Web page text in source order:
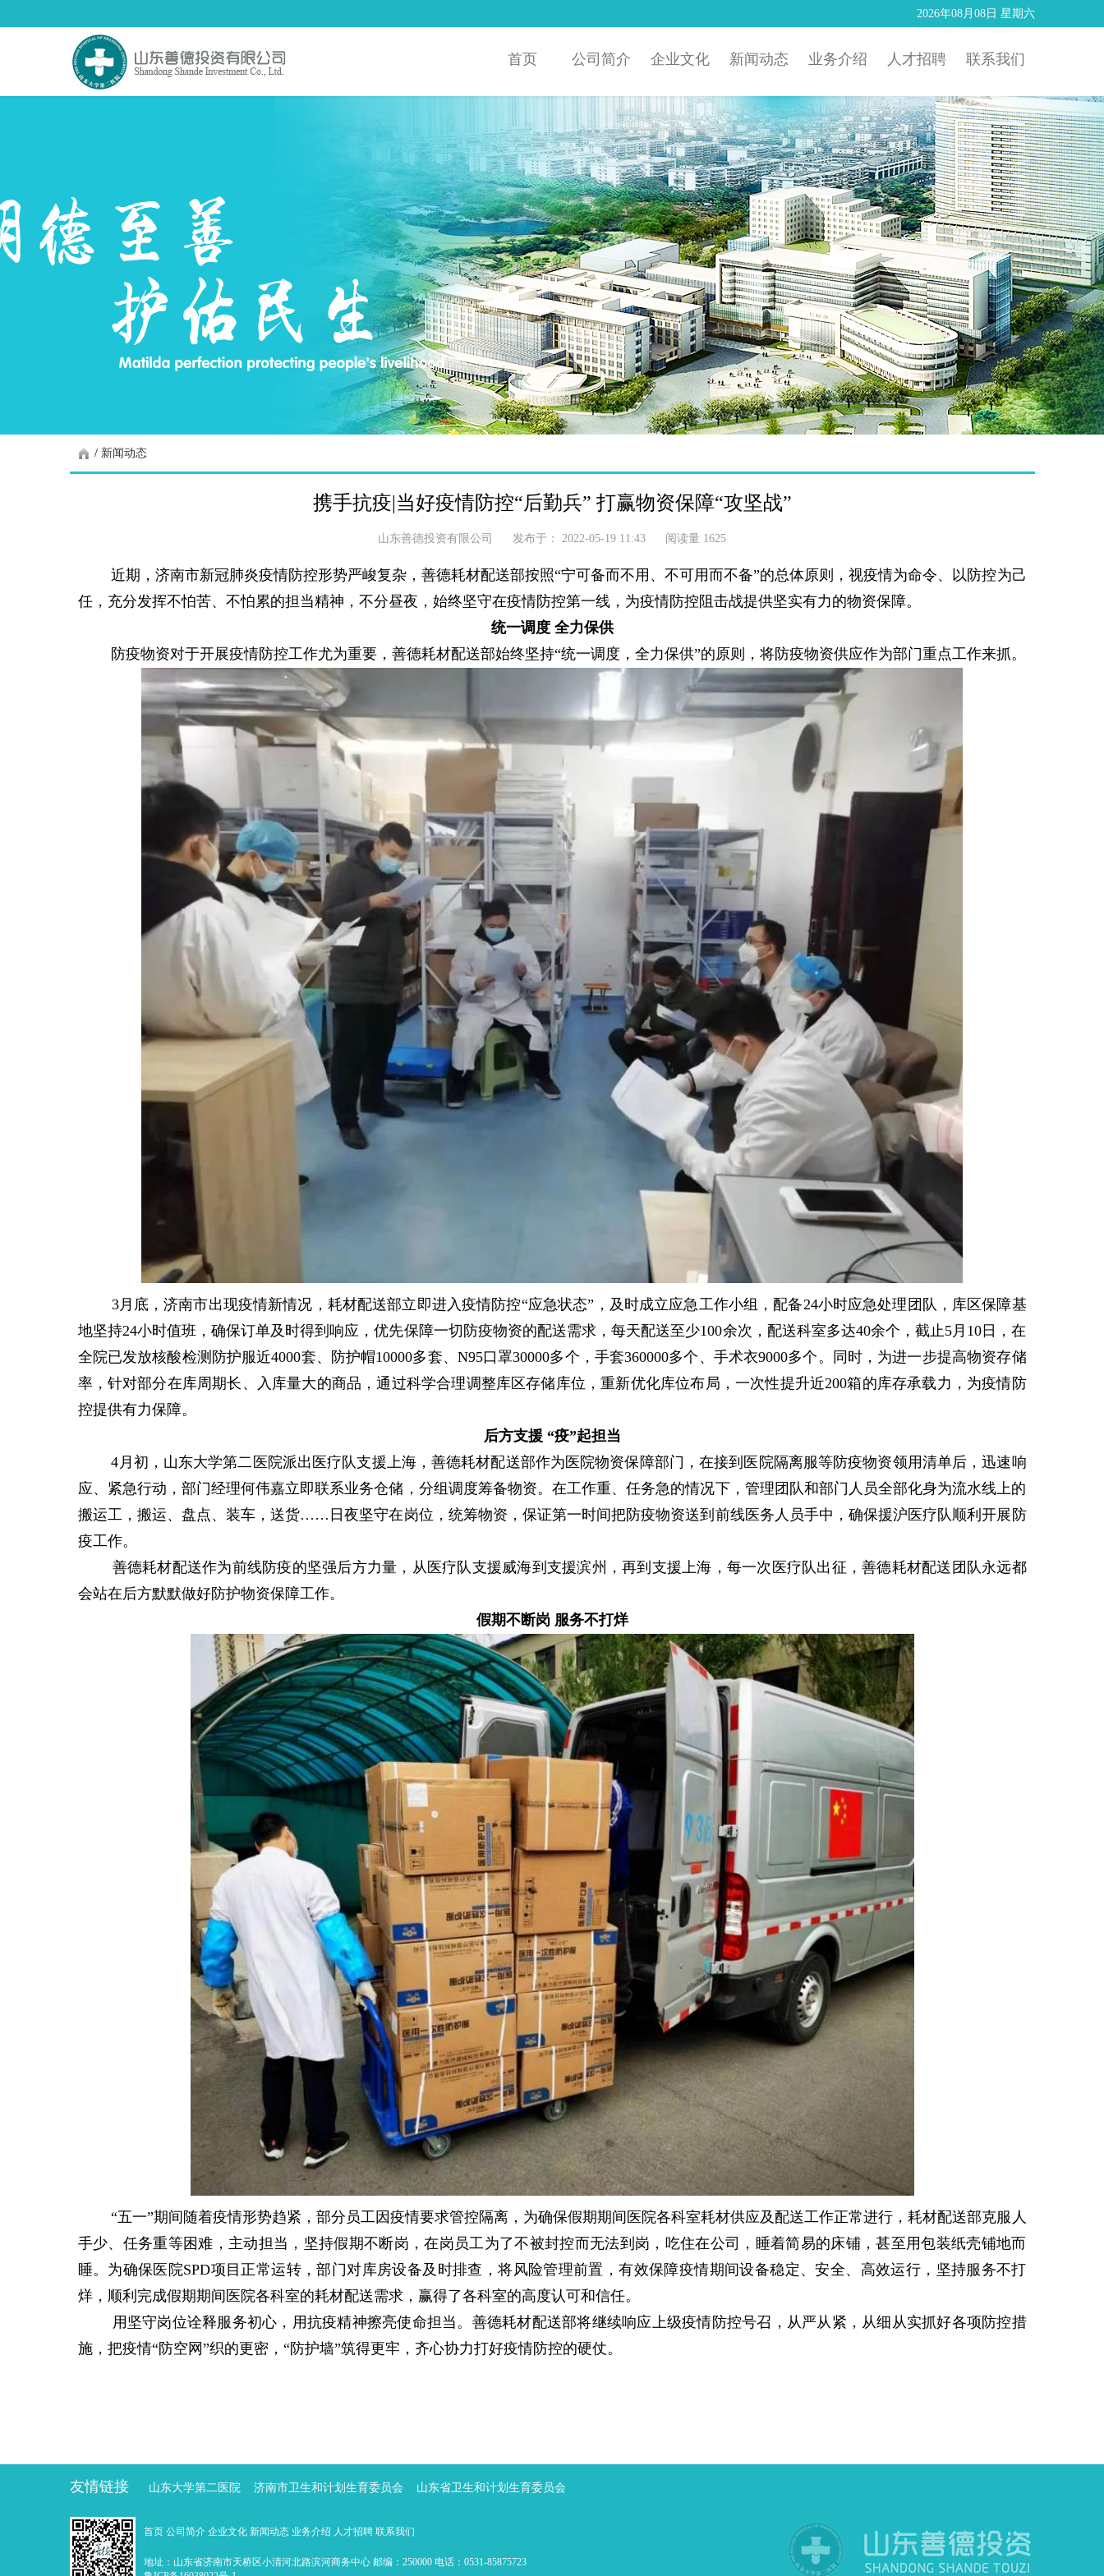
2026年08月08日 星期六
首页 公司简介 企业文化 新闻动态 业务介绍 人才招聘 联系我们
/ 新闻动态
携手抗疫|当好疫情防控“后勤兵” 打赢物资保障“攻坚战”
山东善德投资有限公司 发布于： 2022-05-19 11:43 阅读量 1625
近期，济南市新冠肺炎疫情防控形势严峻复杂，善德耗材配送部按照“宁可备而不用、不可用而不备”的总体原则，视疫情为命令、以防控为己
任，充分发挥不怕苦、不怕累的担当精神， 不分昼夜，始终坚守在疫情防控第一线，为疫情防控阻击战提供坚实有力的物资保障。
统一调度 全力保供
防疫物资对于开展疫情防控工作尤为重要，善德耗材配送部始终坚持“统一调度，全力保供”的原则，将防疫物资供应作为部门重点工作来抓。
3月底，济南市出现疫情新情况，耗材配送部立即进入疫情防控“应急状态”，及时成立应急工作小组，配备24小时应急处理团队，库区保障基
地坚持24小时值班，确保订单及时得到响应，优先保障一切防疫物资的配送需求，每天配送至少100余次，配送科室多达40余个，截止5月10日，在
全院已发放核酸检测防护服近4000套、防护帽10000多套、N95口罩30000多个，手套360000多个、手术衣9000多个。同时，为进一步提高物资存储
率，针对部分在库周期长、入库量大的商品，通过科学合理调整库区存储库位，重新优化库位布局，一次性提升近200箱的库存承载力，为疫情防
控提供有力保障。
后方支援 “疫”起担当
4月初，山东大学第二医院派出医疗队支援上海，善德耗材配送部作为医院物资保障部门，在接到医院隔离服等防疫物资领用清单后，迅速响
应、紧急行动，部门经理何伟嘉立即联系业务仓储，分组调度筹备物资。在工作重、任务急的情况下，管理团队和部门人员全部化身为流水线上的
搬运工，搬运、盘点、装车，送货……日夜坚守在岗位，统筹物资，保证第一时间把防疫物资送到前线医务人员手中，确保援沪医疗队顺利开展防
疫工作。
善德耗材配送作为前线防疫的坚强后方力量，从医疗队支援威海到支援滨州，再到支援上海，每一次医疗队出征，善德耗材配送团队永远都
会站在后方默默做好防护物资保障工作。
假期不断岗 服务不打烊
“五一”期间随着疫情形势趋紧，部分员工因疫情要求管控隔离，为确保假期期间医院各科室耗材供应及配送工作正常进行，耗材配送部克服人
手少、任务重等困难，主动担当，坚持假期不断岗，在岗员工为了不被封控而无法到岗，吃住在公司，睡着简易的床铺，甚至用包装纸壳铺地而
睡。为确保医院SPD项目正常运转，部门对库房设备及时排查，将风险管理前置，有效保障疫情期间设备稳定、安全、高效运行，坚持服务不打
烊，顺利完成假期期间医院各科室的耗材配送需求，赢得了各科室的高度认可和信任。
用坚守岗位诠释服务初心，用抗疫精神擦亮使命担当。善德耗材配送部将继续响应上级疫情防控号召，从严从紧，从细从实抓好各项防控措
施，把疫情“防空网”织的更密，“防护墙”筑得更牢，齐心协力打好疫情防控的硬仗。
友情链接 山东大学第二医院 济南市卫生和计划生育委员会 山东省卫生和计划生育委员会
首页 公司简介 企业文化 新闻动态 业务介绍 人才招聘 联系我们
地址：山东省济南市天桥区小清河北路滨河商务中心 邮编：250000 电话：0531-85875723